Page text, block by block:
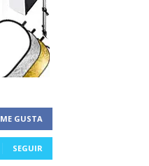
ME GUSTA
SEGUIR